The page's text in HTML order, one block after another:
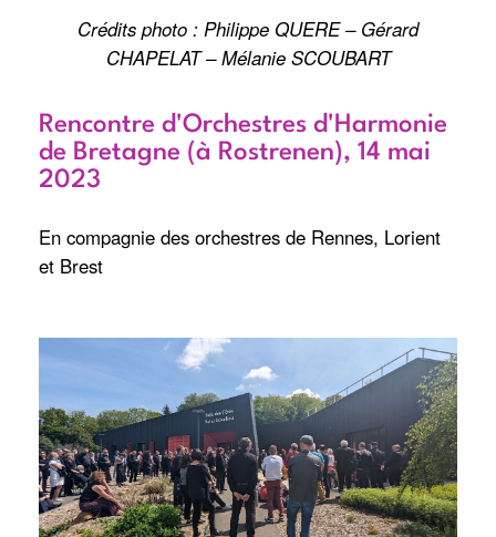
Crédits photo : Philippe QUERE – Gérard
CHAPELAT – Mélanie SCOUBART
Rencontre d'Orchestres d'Harmonie
de Bretagne (à Rostrenen), 14 mai
2023
En compagnie des orchestres de Rennes, Lorient
et Brest